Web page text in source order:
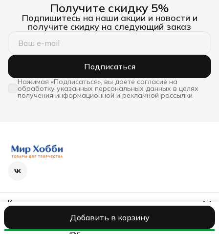
Добавить в корзину
Получите скидку 5%
Подпишитесь на наши акции и новости и
получите скидку на следующий заказ
Подписаться
Нажимая «Подписаться», вы даете согласие на
обработку указанных персональных данных в целях
получения информационной и рекламной рассылки
Контакты
Режим работы
ООО БэстексРеквизитыОфертаПолитика